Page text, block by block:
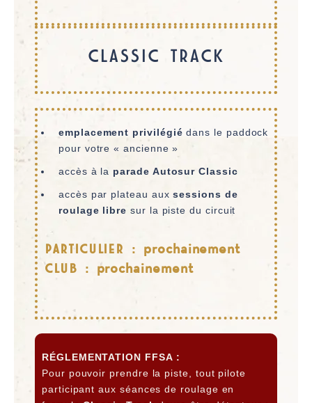
CLASSIC TRACK
emplacement privilégié dans le paddock
pour votre « ancienne »
accès à la parade Autosur Classic
accès par plateau auxsessions de
roulage libre sur la piste du circuit
PARTICULIER : prochainement
CLUB : prochainement
RÉGLEMENTATION FFSA :
Pour pouvoir prendre la piste, tout pilote
participant aux séances de roulage en